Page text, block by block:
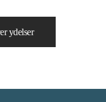
ydelser